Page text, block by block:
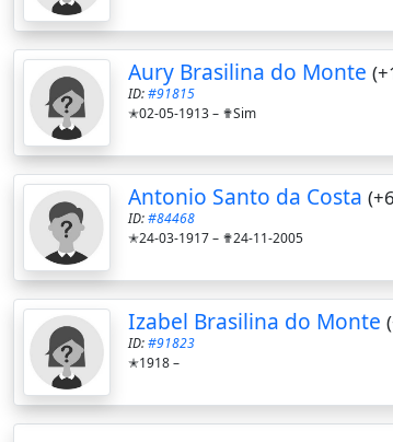
Aury Brasilina do Monte
ID:#91815
✭02-05-1913 – ✟Sim
Antonio Santo da Costa
ID:#84468
✭24-03-1917 – ✟24-11-2005
Izabel Brasilina do Monte
ID:#91823
✭1918 –